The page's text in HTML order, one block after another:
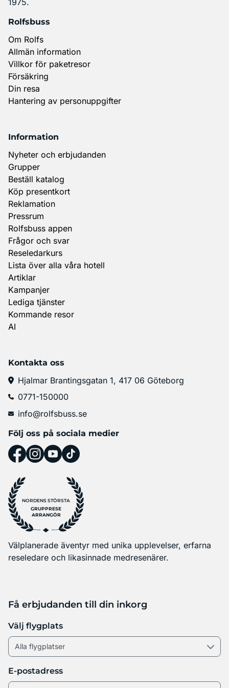
Rolfsbuss
Om Rolfs
Allmän information
Villkor för paketresor
Försäkring
Din resa
Hantering av personuppgifter
Information
Nyheter och erbjudanden
Grupper
Beställ katalog
Köp presentkort
Reklamation
Pressrum
Rolfsbuss appen
Frågor och svar
Reseledarkurs
Lista över alla våra hotell
Artiklar
Kampanjer
Lediga tjänster
Kommande resor
AI
Kontakta oss
Hjalmar Brantingsgatan 1, 417 06 Göteborg
0771-150000
info@rolfsbuss.se
Följ oss på sociala medier
NORDENS STÖRSTA
GRUPPRESE
ARRANGÖR
Välplanerade äventyr med unika upplevelser, erfarna
reseledare och likasinnade medresenärer.
Få erbjudanden till din inkorg
Välj flygplats
E-postadress